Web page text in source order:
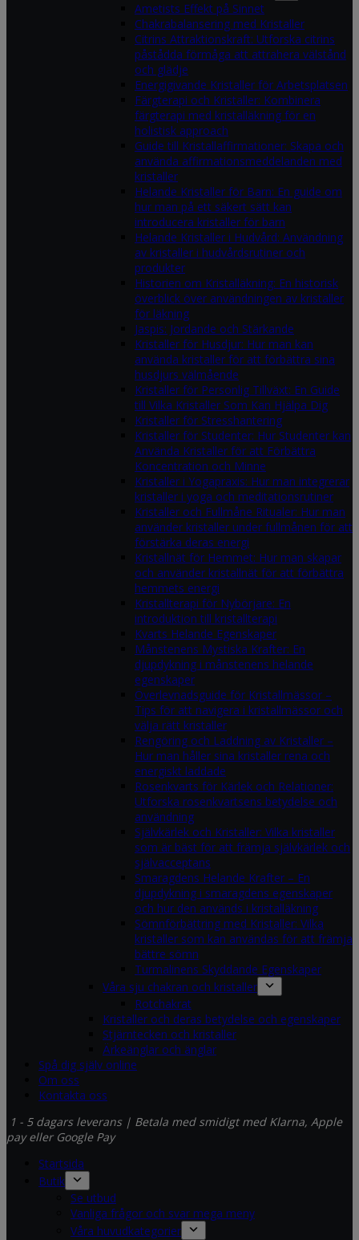
Ametists Effekt på Sinnet
Chakrabalansering med Kristaller
Citrins Attraktionskraft: Utforska citrins
påstådda förmåga att attrahera välstånd
och glädje
Energigivande Kristaller för Arbetsplatsen
Färgterapi och Kristaller: Kombinera
färgterapi med kristalläkning för en
holistisk approach
Guide till Kristallaffirmationer: Skapa och
använda affirmationsmeddelanden med
kristaller
Helande Kristaller för Barn: En guide om
hur man på ett säkert sätt kan
introducera kristaller för barn
Helande Kristaller i Hudvård: Användning
av kristaller i hudvårdsrutiner och
produkter
Historien om Kristalläkning: En historisk
överblick över användningen av kristaller
för läkning
Jaspis: Jordande och Stärkande
Kristaller för Husdjur: Hur man kan
använda kristaller för att förbättra sina
husdjurs välmående
Kristaller för Personlig Tillväxt: En Guide
till Vilka Kristaller Som Kan Hjälpa Dig
Kristaller för Stresshantering
Kristaller för Studenter: Hur Studenter kan
Använda Kristaller för att Förbättra
Koncentration och Minne
Kristaller i Yogapraxis: Hur man integrerar
kristaller i yoga och meditationsrutiner
Kristaller och Fullmåne Ritualer: Hur man
använder kristaller under fullmånen för att
förstärka deras energi
Kristallnät för Hemmet: Hur man skapar
och använder kristallnät för att förbättra
hemmets energi
Kristallterapi för Nybörjare: En
introduktion till kristallterapi
Kvarts Helande Egenskaper
Månstenens Mystiska Krafter: En
djupdykning i månstenens helande
egenskaper
Överlevnadsguide för Kristallmässor –
Tips för att navigera i kristallmässor och
välja rätt kristaller
Rengöring och Laddning av Kristaller –
Hur man håller sina kristaller rena och
energiskt laddade
Rosenkvarts för Kärlek och Relationer:
Utforska rosenkvartsens betydelse och
användning
Självkärlek och Kristaller: Vilka kristaller
som är bäst för att främja självkärlek och
självacceptans
Smaragdens Helande Krafter – En
djupdykning i smaragdens egenskaper
och hur den används i kristalläkning
Sömnförbättring med Kristaller: Vilka
kristaller som kan användas för att främja
bättre sömn
Turmalinens Skyddande Egenskaper
Våra sju chakran och kristaller
Rotchakrat
Kristaller och deras betydelse och egenskaper
Stjärntecken och kristaller
Ärkeänglar och änglar
Spå dig själv online
Om oss
Kontakta oss
1 - 5 dagars leverans | Betala med smidigt med Klarna, Apple
pay eller Google Pay
Startsida
Butik
Se utbud
Vanliga frågor och svar mega meny
Våra huvudkategorier